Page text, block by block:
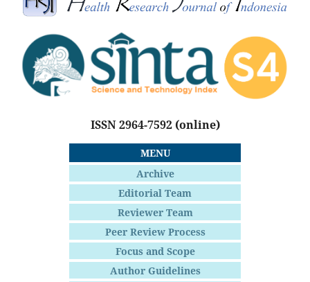
ISSN 2964-7592(online)
MENU
Archive
Editorial Team
Reviewer Team
Peer Review Process
Focus and Scope
Author Guidelines